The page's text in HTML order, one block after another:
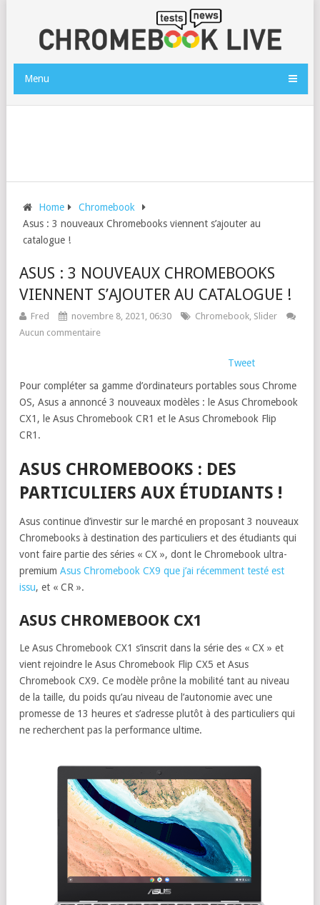
Menu
Home
Chromebook
Asus : 3 nouveaux Chromebooks viennent s’ajouter au
catalogue !
ASUS : 3 NOUVEAUX CHROMEBOOKS
VIENNENT S’AJOUTER AU CATALOGUE !
Fred novembre 8, 2021, 06:30 Chromebook, Slider
Aucun commentaire
Tweet
Pour compléter sa gamme d’ordinateurs portables sous Chrome
OS, Asus a annoncé 3 nouveaux modèles : le Asus Chromebook
CX1, le Asus Chromebook CR1 et le Asus Chromebook Flip
CR1.
ASUS CHROMEBOOKS : DES
PARTICULIERS AUX ÉTUDIANTS !
Asus continue d’investir sur le marché en proposant 3 nouveaux
Chromebooks à destination des particuliers et des étudiants qui
vont faire partie des séries « CX », dont le Chromebook ultra-
premium Asus Chromebook CX9 que j’ai récemment testé est
issu, et « CR ».
ASUS CHROMEBOOK CX1
Le Asus Chromebook CX1 s’inscrit dans la série des « CX » et
vient rejoindre le Asus Chromebook Flip CX5 et Asus
Chromebook CX9. Ce modèle prône la mobilité tant au niveau
de la taille, du poids qu’au niveau de l’autonomie avec une
promesse de 13 heures et s’adresse plutôt à des particuliers qui
ne recherchent pas la performance ultime.